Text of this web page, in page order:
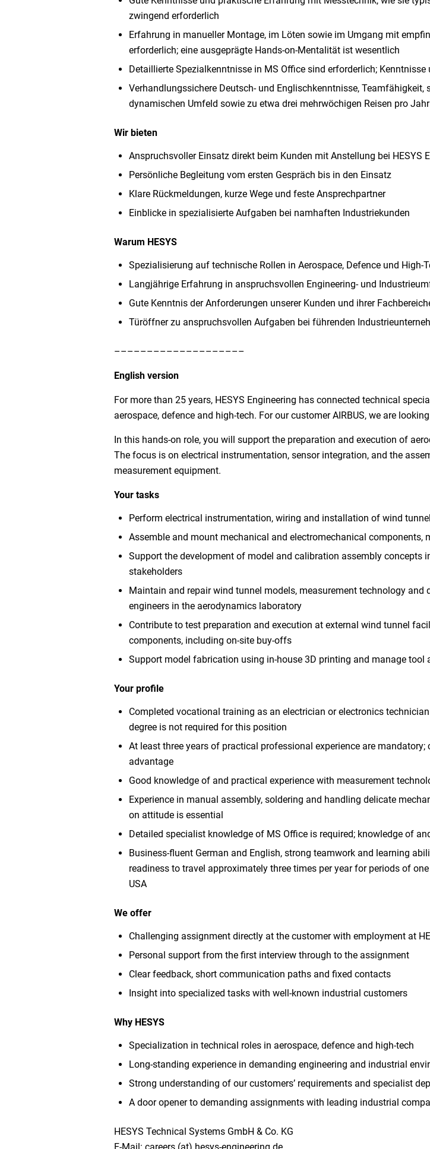
zwingend erforderlich
Erfahrung in manueller Montage, im Löten sowie im Umgang mit
erforderlich; eine ausgeprägte Hands-on-Mentalität ist wesentlich
Detaillierte Spezialkenntnisse in MS Office sind erforderlich;
Verhandlungssichere Deutsch- und Englischkenntnisse,
dynamischen Umfeld sowie zu etwa drei mehrwöchigen Reisen pro
Wir bieten
Anspruchsvoller Einsatz direkt beim Kunden mit Anstellung bei HESYS
Persönliche Begleitung vom ersten Gespräch bis in den Einsatz
Klare Rückmeldungen, kurze Wege und feste Ansprechpartner
Einblicke in spezialisierte Aufgaben bei namhaften Industriekunden
Warum HESYS
Spezialisierung auf technische Rollen in Aerospace, Defence und High-
Langjährige Erfahrung in anspruchsvollen Engineering- und
Gute Kenntnis der Anforderungen unserer Kunden und ihrer
Türöffner zu anspruchsvollen Aufgaben bei führenden
––––––––––––––––––––
English version
For more than 25 years, HESYS Engineering has connected technical
aerospace, defence and high-tech. For our customer AIRBUS, we are
In this hands-on role, you will support the preparation and execution of
The focus is on electrical instrumentation, sensor integration, and the
measurement equipment.
Your tasks
Perform electrical instrumentation, wiring and installation of wind
Assemble and mount mechanical and electromechanical
Support the development of model and calibration assembly concepts
stakeholders
Maintain and repair wind tunnel models, measurement technology
engineers in the aerodynamics laboratory
Contribute to test preparation and execution at external wind tunnel
components, including on-site buy-offs
Support model fabrication using in-house 3D printing and manage tool
Your profile
Completed vocational training as an electrician or electronics
degree is not required for this position
At least three years of practical professional experience are
advantage
Good knowledge of and practical experience with measurement
Experience in manual assembly, soldering and handling delicate
on attitude is essential
Detailed specialist knowledge of MS Office is required; knowledge of
Business-fluent German and English, strong teamwork and learning
readiness to travel approximately three times per year for periods of
USA
We offer
Challenging assignment directly at the customer with employment at
Personal support from the first interview through to the assignment
Clear feedback, short communication paths and fixed contacts
Insight into specialized tasks with well-known industrial customers
Why HESYS
Specialization in technical roles in aerospace, defence and high-tech
Long-standing experience in demanding engineering and industrial
Strong understanding of our customers’ requirements and specialist
A door opener to demanding assignments with leading industrial
HESYS Technical Systems GmbH & Co. KG